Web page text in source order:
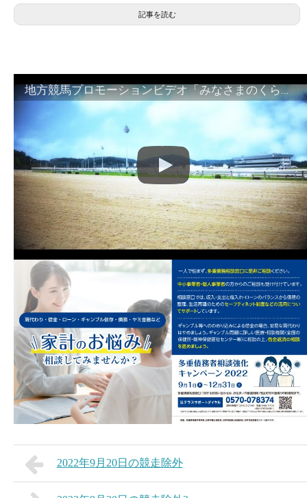
記事を読む
地方競馬プロモーションビデオ「みなさまのくらしのために」30秒篇｜NAR公式
2022年9月20日の競走除外